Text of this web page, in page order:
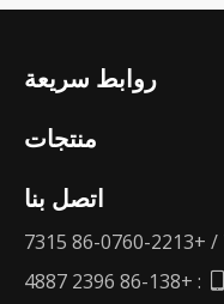
روابط سريعة
منتجات
اتصل بنا

: +86-138 2396 4887